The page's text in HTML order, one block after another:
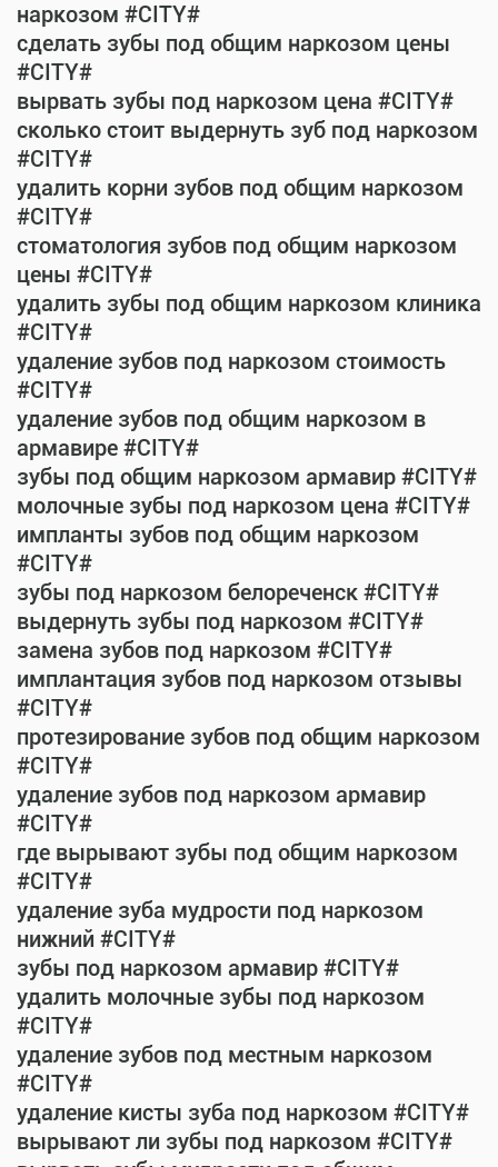
наркозом #CITY#
сделать зубы под общим наркозом цены
#CITY#
вырвать зубы под наркозом цена #CITY#
сколько стоит выдернуть зуб под наркозом
#CITY#
удалить корни зубов под общим наркозом
#CITY#
стоматология зубов под общим наркозом
цены #CITY#
удалить зубы под общим наркозом клиника
#CITY#
удаление зубов под наркозом стоимость
#CITY#
удаление зубов под общим наркозом в
армавире #CITY#
зубы под общим наркозом армавир #CITY#
молочные зубы под наркозом цена #CITY#
импланты зубов под общим наркозом
#CITY#
зубы под наркозом белореченск #CITY#
выдернуть зубы под наркозом #CITY#
замена зубов под наркозом #CITY#
имплантация зубов под наркозом отзывы
#CITY#
протезирование зубов под общим наркозом
#CITY#
удаление зубов под наркозом армавир
#CITY#
где вырывают зубы под общим наркозом
#CITY#
удаление зуба мудрости под наркозом
нижний #CITY#
зубы под наркозом армавир #CITY#
удалить молочные зубы под наркозом
#CITY#
удаление зубов под местным наркозом
#CITY#
удаление кисты зуба под наркозом #CITY#
вырывают ли зубы под наркозом #CITY#